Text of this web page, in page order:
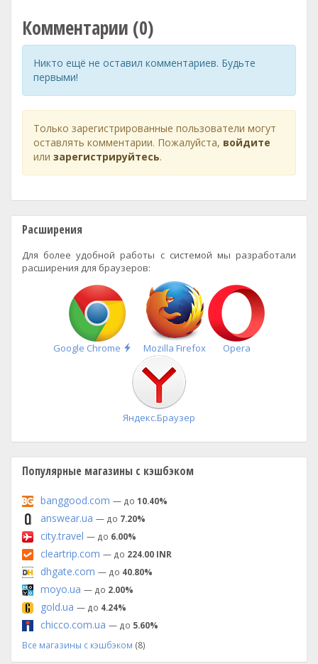
Комментарии (0)
Никто ещё не оставил комментариев. Будьте
первыми!
Только зарегистрированные пользователи могут
оставлять комментарии. Пожалуйста, войдите
или зарегистрируйтесь.
Расширения
Для более удобной работы с системой мы разработали
расширения для браузеров:
Google Chrome
Быстрая
установка
Mozilla Firefox Opera
Яндекс.Браузер
Популярные магазины с кэшбэком
banggood.com — до 10.40%
answear.ua — до 7.20%
city.travel — до 6.00%
cleartrip.com — до 224.00 INR
dhgate.com — до 40.80%
moyo.ua — до 2.00%
gold.ua — до 4.24%
chicco.com.ua — до 5.60%
Все магазины с кэшбэком (8)